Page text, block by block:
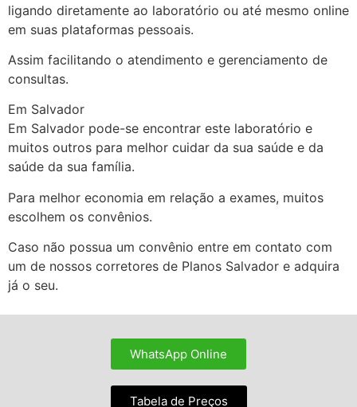
ligando diretamente ao laboratório ou até mesmo online
em suas plataformas pessoais.
Assim facilitando o atendimento e gerenciamento de
consultas.
Em Salvador
Em Salvador pode-se encontrar este laboratório e
muitos outros para melhor cuidar da sua saúde e da
saúde da sua família.
Para melhor economia em relação a exames, muitos
escolhem os convênios.
Caso não possua um convênio entre em contato com
um de nossos corretores de Planos Salvador e adquira
já o seu.
WhatsApp Online
Tabela de Preços